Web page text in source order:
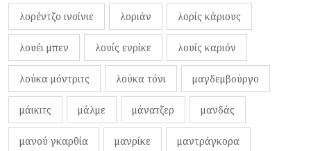
λορέντζο ινσίνιε λοριάν λορίς κάριους
λουέι μπεν λουίς ενρίκε λουίς καριόν
λούκα μόντριτς λούκα τόνι μαγδεμβούργο
μάικιτς μάλμε μάνατζερ μανδάς
μανού γκαρθία μανρίκε μαντράγκορα